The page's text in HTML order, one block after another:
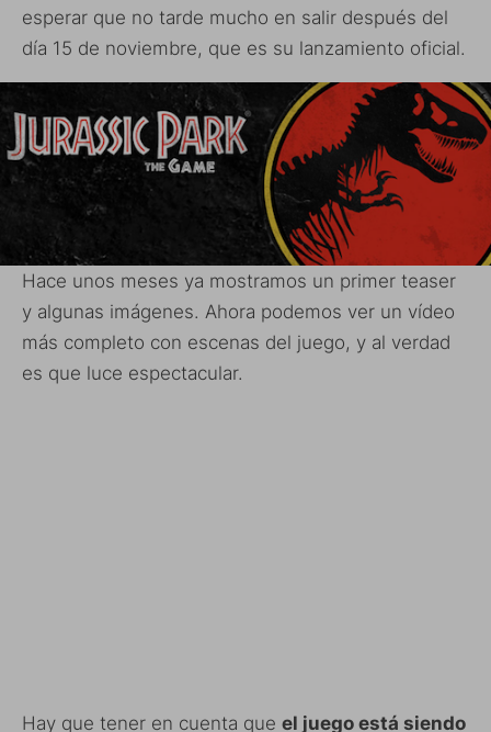
esperar que no tarde mucho en salir después del
día 15 de noviembre, que es su lanzamiento oficial.
Hace unos meses ya mostramos un primer teaser
y algunas imágenes. Ahora podemos ver un vídeo
más completo con escenas del juego, y al verdad
es que luce espectacular.
Hay que tener en cuenta que el juego está siendo